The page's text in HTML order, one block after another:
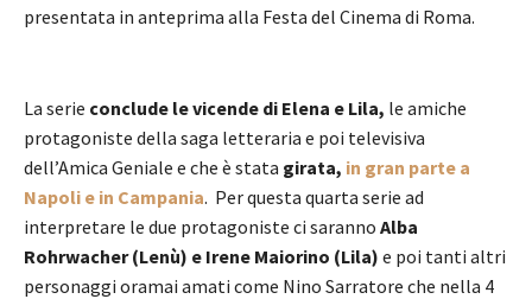
presentata in anteprima alla Festa del Cinema di Roma.
La serie conclude le vicende di Elena e Lila, le amiche
protagoniste della saga letteraria e poi televisiva
dell’Amica Geniale e che è stata girata, in gran parte a
Napoli e in Campania. Per questa quarta serie ad
interpretare le due protagoniste ci saranno Alba
Rohrwacher (Lenù) e Irene Maiorino (Lila) e poi tanti altri
personaggi oramai amati come Nino Sarratore che nella 4